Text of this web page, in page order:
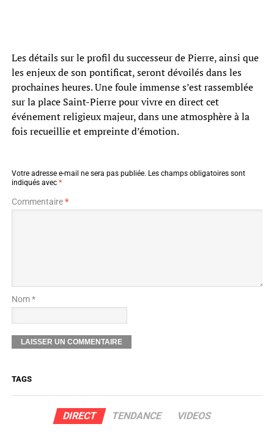
Les détails sur le profil du successeur de Pierre, ainsi que
les enjeux de son pontificat, seront dévoilés dans les
prochaines heures. Une foule immense s’est rassemblée
sur la place Saint-Pierre pour vivre en direct cet
événement religieux majeur, dans une atmosphère à la
fois recueillie et empreinte d’émotion.
Votre adresse e-mail ne sera pas publiée. Les champs obligatoires sont
indiqués avec *
Commentaire*
Nom *
TAGS
DIRECT TENDANCE VIDEOS